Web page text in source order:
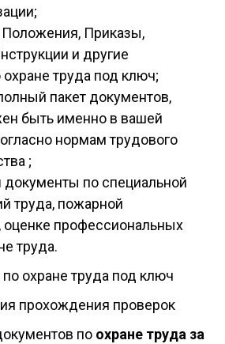
Положения, Приказы,
и другие
труда под ключ;
пакет документов,
быть именно в вашей
нормам трудового
;
документы по специальной
труда, пожарной
оценке профессиональных
труда.
охране труда под ключ
прохождения проверок
по охране труда за